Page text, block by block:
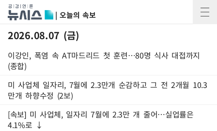
| 오늘의 속보
2026.08.07 (금)
이강인, 폭염 속 AT마드리드 첫 훈련…80명 식사 대접까지
(종합)
미 사업체 일자리, 7월에 2.3만개 순감하고 그 전 2개월 10.3
만개 하향수정 (2보)
[속보] 미 사업체, 일자리 7월에 2.3만 개 줄어…실업률은
4.1%로 ↓